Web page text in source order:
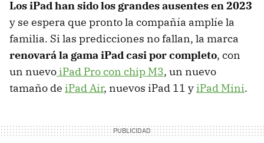
Los iPad han sido los grandes ausentes en 2023
y se espera que pronto la compañía amplíe la
familia. Si las predicciones no fallan, la marca
renovará la gama iPad casi por completo, con
un nuevo iPad Pro con chip M3, un nuevo
tamaño de iPad Air, nuevos iPad 11 y iPad Mini.